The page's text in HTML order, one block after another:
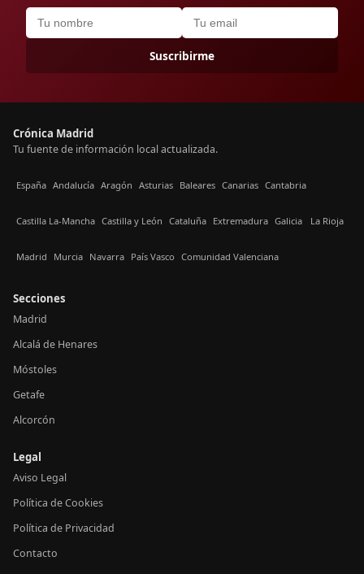
Suscribirme
Crónica Madrid
Tu fuente de información local actualizada.
España Andalucía Aragón Asturias Baleares Canarias Cantabria
Castilla La-Mancha Castilla y León Cataluña Extremadura Galicia La Rioja
Madrid Murcia Navarra País Vasco Comunidad Valenciana
Secciones
Madrid
Alcalá de Henares
Móstoles
Getafe
Alcorcón
Legal
Aviso Legal
Política de Cookies
Política de Privacidad
Contacto